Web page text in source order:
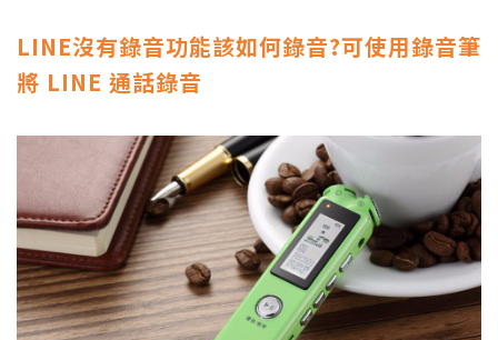
LINE沒有錄音功能該如何錄音?可使用錄音筆
將 LINE 通話錄音